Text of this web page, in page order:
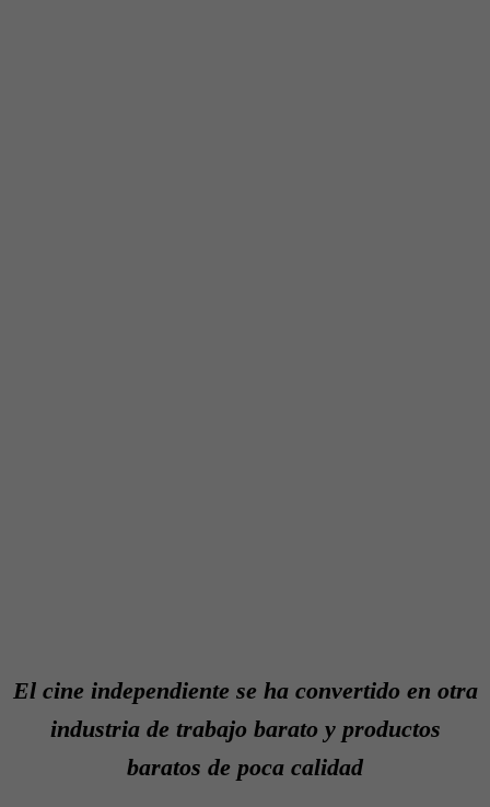
El cine independiente se ha convertido en otra
industria de trabajo barato y productos
baratos de poca calidad